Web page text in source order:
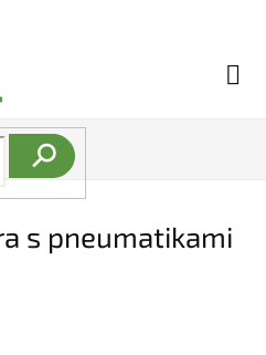
s pneumatikami
z 5 hvězdiček.